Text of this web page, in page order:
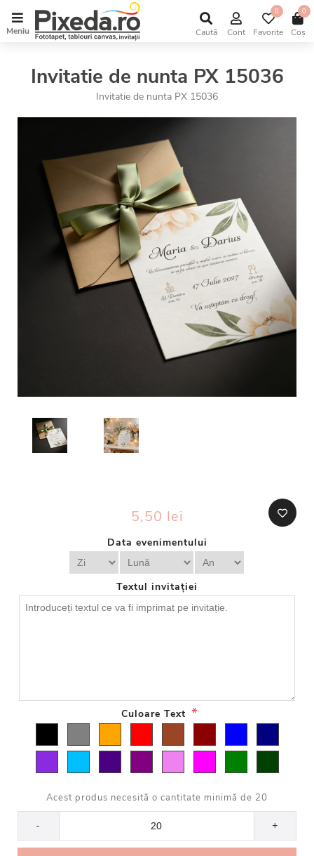
Meniu Caută Cont Favorite
0
Coș
0
Invitatie de nunta PX 15036
Invitatie de nunta PX 15036
5,50 lei
Data evenimentului
Textul invitației
Culoare Text *
Acest produs necesită o cantitate minimă de 20
- +